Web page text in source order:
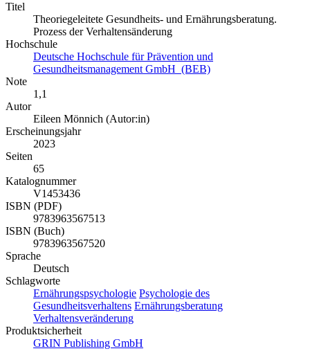
Titel
Theoriegeleitete Gesundheits- und Ernährungsberatung.
Prozess der Verhaltensänderung
Hochschule
Deutsche Hochschule für Prävention und
Gesundheitsmanagement GmbH (BEB)
Note
1,1
Autor
Eileen Mönnich (Autor:in)
Erscheinungsjahr
2023
Seiten
65
Katalognummer
V1453436
ISBN (PDF)
9783963567513
ISBN (Buch)
9783963567520
Sprache
Deutsch
Schlagworte
Ernährungspsychologie Psychologie des
Gesundheitsverhaltens Ernährungsberatung
Verhaltensveränderung
Produktsicherheit
GRIN Publishing GmbH